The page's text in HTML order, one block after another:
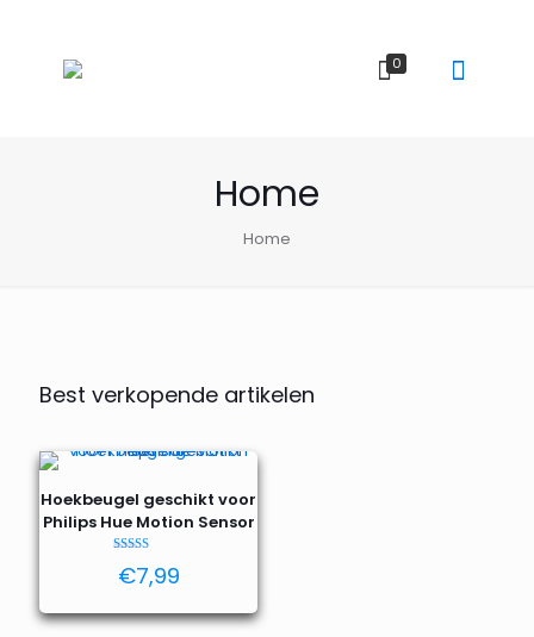
0
Home
Home
Best verkopende artikelen
Hoekbeugel geschikt voor
Philips Hue Motion Sensor
4.82
uit 5
€7,99